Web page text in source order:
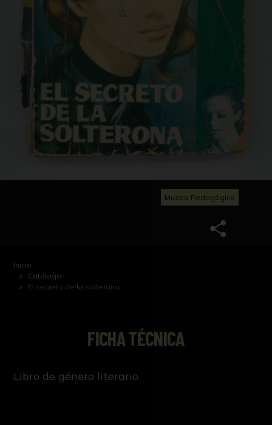
Museo Pedagógico
Inicio
Catálogo
El secreto de la solterona
FICHA TÉCNICA
Libro de género literario